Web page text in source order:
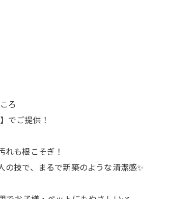
ろ
でご提供！
れも根こそぎ！
の技で、まるで新築のような清潔感✨